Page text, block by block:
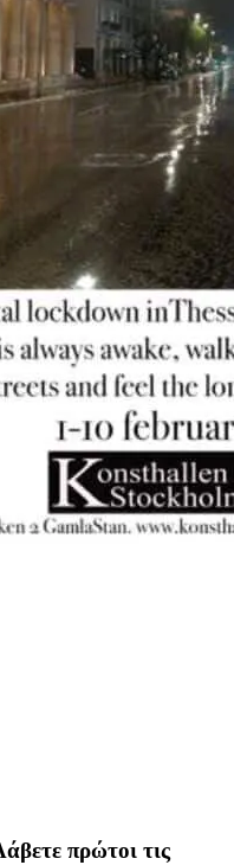
πρώτοι τις